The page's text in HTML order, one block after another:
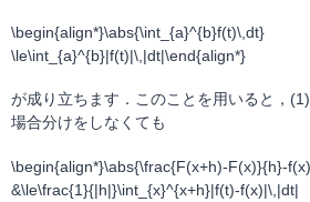
\begin{align*}\abs{\int_{a}^{b}f(t)\,dt}
\le\int_{a}^{b}|f(t)|\,|dt|\end{align*}
が成り立ちます．このことを用いると，
場合分けをしなくても
\begin{align*}\abs{\frac{F(x+h)-F(x)}{h}-
&\le\frac{1}{|h|}\int_{x}^{x+h}|f(t)-f(x)|\,|dt|